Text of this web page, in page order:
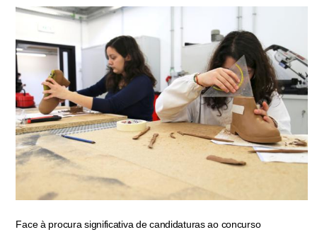
Face à procura significativa de candidaturas ao concurso